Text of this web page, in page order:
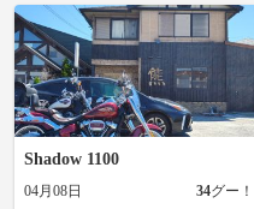
Shadow 1100
04月08日 34グー！